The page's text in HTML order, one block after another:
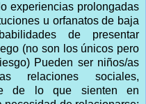
experiencias prolongadas
u orfanatos de baja
de presentar
(no son los únicos pero
Pueden ser niños/as
sociales,
de lo que sienten en